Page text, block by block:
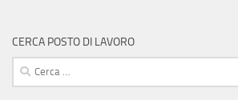
CERCA POSTO DI LAVORO
Ricerca
per: